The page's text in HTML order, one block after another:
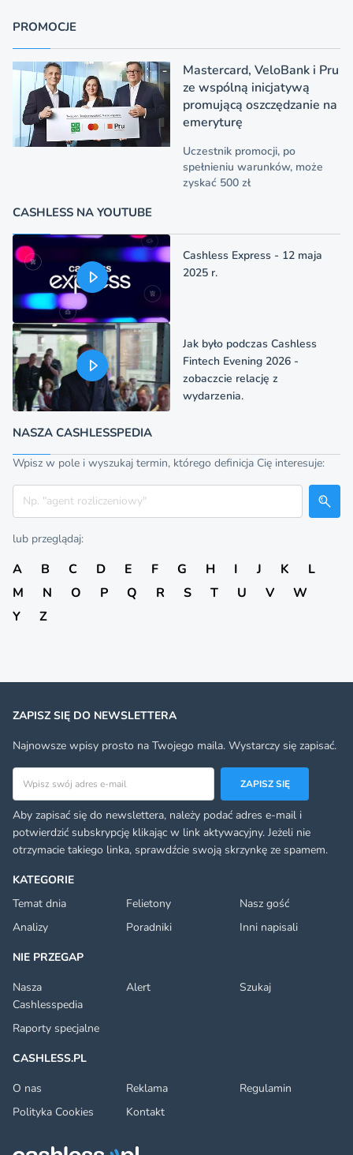
PROMOCJE
Mastercard, VeloBank i Pru
ze wspólną inicjatywą
promującą oszczędzanie na
emeryturę
Uczestnik promocji, po
spełnieniu warunków, może
zyskać 500 zł
CASHLESS NA YOUTUBE
Cashless Express - 12 maja
2025 r.
Jak było podczas Cashless
Fintech Evening 2026 -
zobaczcie relację z
wydarzenia.
NASZA CASHLESSPEDIA
Wpisz w pole i wyszukaj termin, którego definicja Cię interesuje:
Szukaj
lub przeglądaj:
A B C D E F G H I J K
L
M
N O P Q R S T U V
W
Y
Z
KATEGORIE
Temat dnia
Felietony
Nasz gość
Analizy
Poradniki
Inni napisali
NIE PRZEGAP
Nasza
Cashlesspedia
Alert Szukaj
Raporty specjalne
CASHLESS.PL
O nas
Reklama
Regulamin
Polityka Cookies
Kontakt
ZAPISZ SIĘ DO NEWSLETTERA
Najnowsze wpisy prosto na Twojego maila. Wystarczy się zapisać.
Adres email
ZAPISZ SIĘ
Aby zapisać się do newslettera, należy podać adres e-mail i
potwierdzić subskrypcję klikając w link aktywacyjny. Jeżeli nie
otrzymacie takiego linka, sprawdźcie swoją skrzynkę ze spamem.